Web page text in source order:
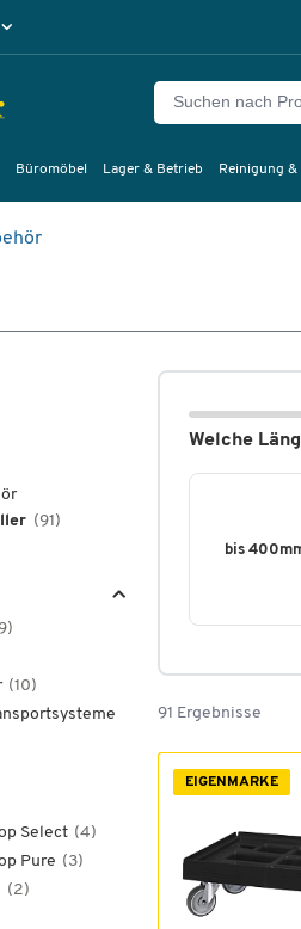
Büromöbel Lager & Betrieb Reinigung &
(91)
(10)
Select (4)
Pure (3)
(2)
Welche
bis
91 Ergebnisse
EIGENMARKE